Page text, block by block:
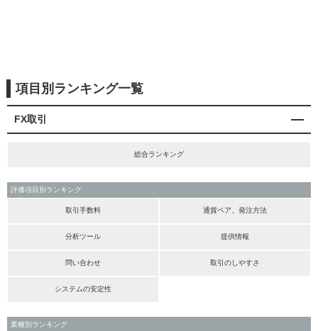
項目別ランキング一覧
FX取引
総合ランキング
評価項目別ランキング
取引手数料 通貨ペア、発注方法
分析ツール 提供情報
問い合わせ 取引のしやすさ
システムの安定性
業種別ランキング